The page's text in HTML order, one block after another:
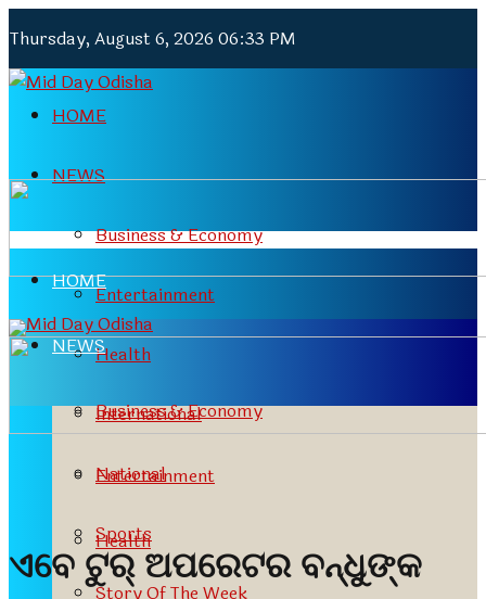
Thursday, August 6, 2026 06:33 PM
HOME
NEWS
Business & Economy
Entertainment
Health
International
National
Sports
Story Of The Week
HOME
NEWS
Business & Economy
Entertainment
Health
ଏବେ ଟୁର୍ ଅପରେଟର ବନ୍ଧୁଙ୍କ